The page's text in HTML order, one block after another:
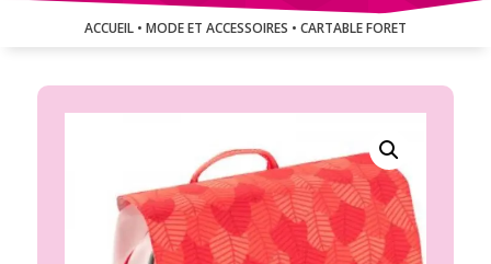
ACCUEIL • MODE ET ACCESSOIRES • CARTABLE FORET